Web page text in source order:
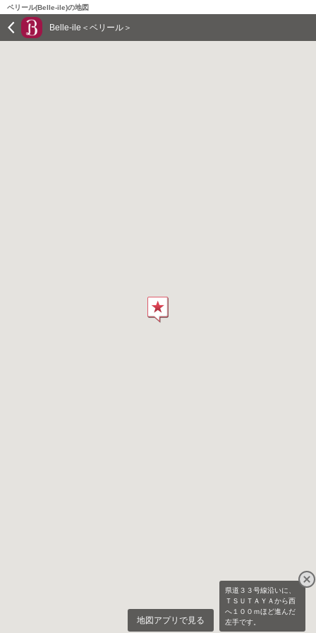
ベリール(Belle-ile)の地図
Belle-ile＜ベリール＞
県道３３号線沿いに、
ＴＳＵＴＡＹＡから西
へ１００ｍほど進んだ
左手です。
地図アプリで見る